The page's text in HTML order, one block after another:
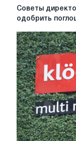
Советы
директоров
рекомендуют
одобрить
поглощение
Worthington
Советы
одобрить